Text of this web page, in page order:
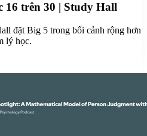
trên 30 | Study Hall
đặt Big 5 trong bối cảnh rộng hơn
lý học.